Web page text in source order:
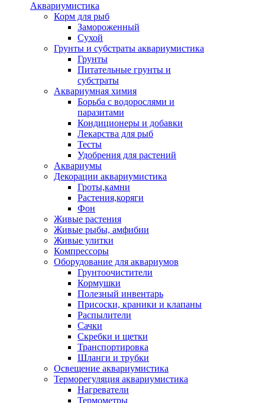
Аквариумистика
Корм для рыб
Замороженный
Сухой
Грунты и субстраты аквариумистика
Грунты
Питательные грунты и
субстраты
Аквариумная химия
Борьба с водорослями и
паразитами
Кондиционеры и добавки
Лекарства для рыб
Тесты
Удобрения для растений
Аквариумы
Декорации аквариумистика
Гроты,камни
Растения,коряги
Фон
Живые растения
Живые рыбы, амфибии
Живые улитки
Компрессоры
Оборудование для аквариумов
Грунтоочистители
Кормушки
Полезный инвентарь
Присоски, краники и клапаны
Распылители
Сачки
Скребки и щетки
Транспортировка
Шланги и трубки
Освещение аквариумистика
Терморегуляция аквариумистика
Нагреватели
Термометры